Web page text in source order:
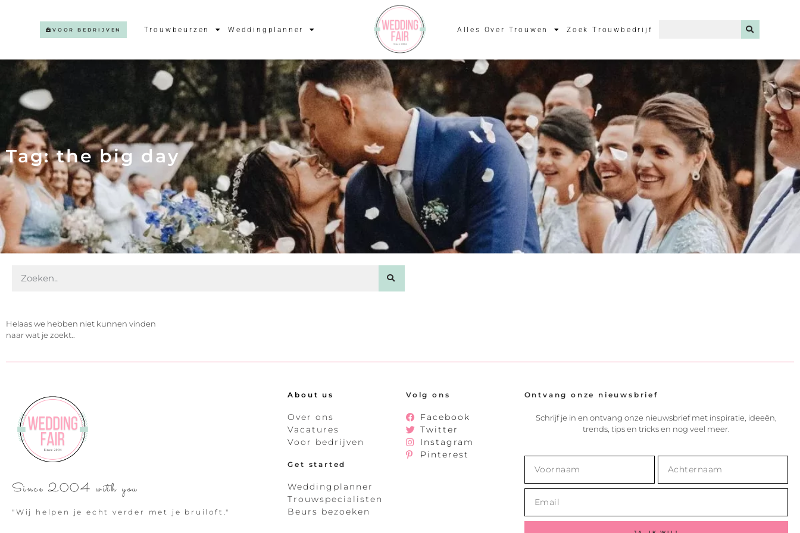
VOOR BEDRIJVEN Trouwbeurzen Weddingplanner Alles Over Trouwen Zoek Trouwbedrijf
Tag: the big day
Helaas we hebben niet kunnen vinden
naar wat je zoekt..
Since 2004 with you
"Wij helpen je echt verder met je bruiloft."
About us
Over ons
Vacatures
Voor bedrijven
Get started
Weddingplanner
Trouwspecialisten
Beurs bezoeken
Volg ons
Facebook
Twitter
Instagram
Pinterest
Ontvang onze nieuwsbrief
Schrijf je in en ontvang onze nieuwsbrief met inspiratie, ideeën,
trends, tips en tricks en nog veel meer.